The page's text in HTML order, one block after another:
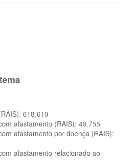
618.610
afastamento (RAIS): 49.755
afastamento por doença (RAIS):
afastamento relacionado ao